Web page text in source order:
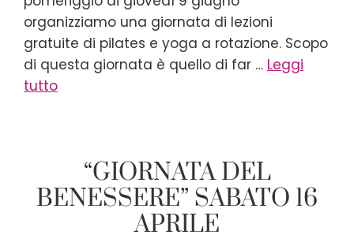
organizziamo una giornata di lezioni
gratuite di pilates e yoga a rotazione. Scopo
di questa giornata è quello di far … Leggi
tutto
“GIORNATA DEL
BENESSERE” SABATO 16
APRILE